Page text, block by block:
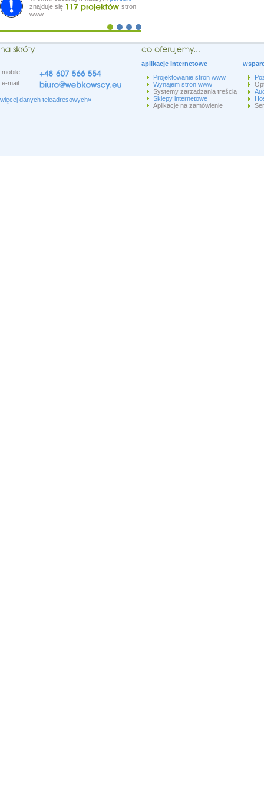
znajduje się
stron
www.
mobile
e-mail
więcej danych teleadresowych»
aplikacje internetowe
Projektowanie stron www
Wynajem stron www
Systemy zarządzania treścią
Sklepy internetowe
Aplikacje na zamówienie